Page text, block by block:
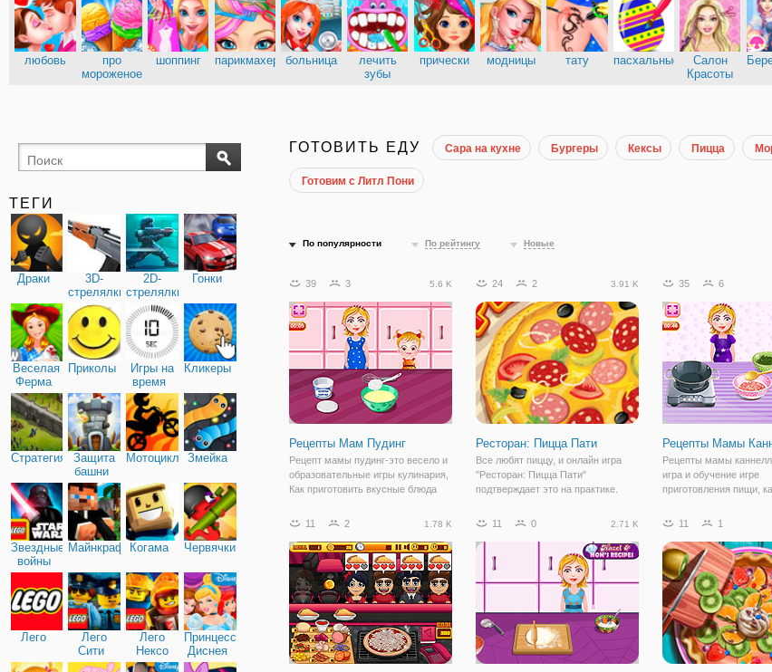
любовь
про
мороженое
шоппинг парикмахерскиебольница
лечить
зубы
прически модницы тату пасхальные
Салон
Красоты
ТЕГИ
Драки
3D-
стрелялки
2D-
стрелялки
Гонки
Веселая
Ферма
Приколы
Игры на
время
Кликеры
Стратегия
Защита
башни
МотоциклыЗмейка
Звездные
войны
Майнкрафт Когама Червячки
Лего
Лего
Сити
Лего
Нексо
Найтс
Принцессы
Диснея
ГОТОВИТЬ ЕДУ Сара на кухне Бургеры Кексы Пицца
Готовим с Литл Пони
По популярности По рейтингу Новые
39 3 5.6 K
Рецепты Мам Пудинг
Рецепт мамы пудинг-это весело и
образовательные игры кулинария,
Как приготовить вкусные блюда
между банановый пудинг или
ингредиенты, чтобы сделать
пудинг смесь в
24 2 3.91 K
Ресторан: Пицца Пати
Все любят пиццу, и онлайн игра
"Ресторан: Пицца Пати"
подтверждает это на практике.
поток посетителей, которые
заведение за аппетитным
угощением? И в этой игре
35 6
Рецепты Мамы
Рецепты мамы
игра и обучение игре
приготовления пищи,
цилиндрического типа
начинкой и покрытые
итальянской кухни.
11 2 1.78 K 11 0 2.71 K 11 1